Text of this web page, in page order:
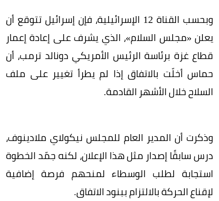
وبحسب القناة 12 الإسرائيلية، فإن إسرائيل تتوقع أن
يعلن «مجلس السلام»، الذي يشرف على إعادة إعمار
قطاع غزة برئاسة الرئيس الأمريكي دونالد ترمب، أن
حماس أخلّت بالاتفاق إذا لم يطرأ تغيير على ملف
السلاح خلال الأشهر القادمة.
وذكرت أن المدير العام للمجلس نيكولاي ملادينوف،
درس سابقًا إصدار مثل هذا الإعلان، لكنه جمّد الخطوة
استجابة لطلب الوسطاء لمنحهم فرصة إضافية
لإقناع الحركة بالالتزام ببنود الاتفاق.